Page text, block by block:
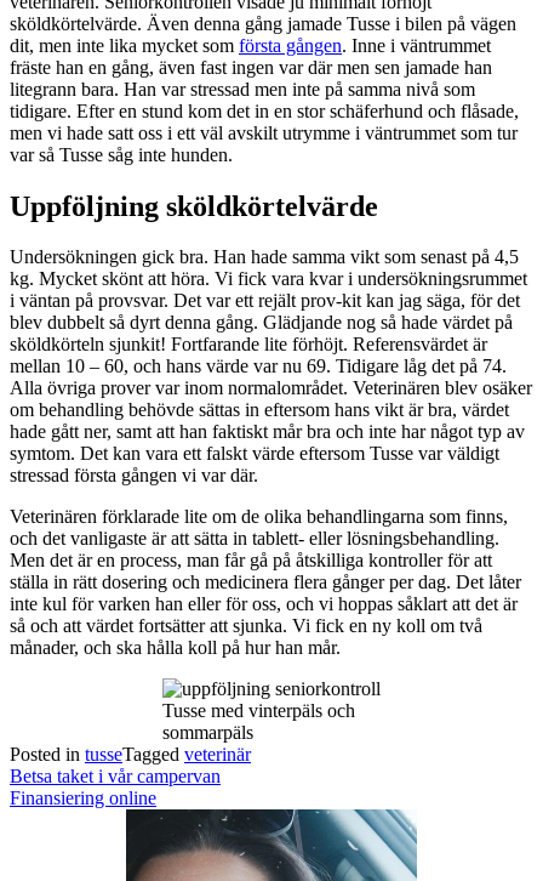
sköldkörtelvärde. Även denna gång jamade Tusse i bilen på vägen
dit, men inte lika mycket som första gången. Inne i väntrummet
fräste han en gång, även fast ingen var där men sen jamade han
litegrann bara. Han var stressad men inte på samma nivå som
tidigare. Efter en stund kom det in en stor schäferhund och flåsade,
men vi hade satt oss i ett väl avskilt utrymme i väntrummet som tur
var så Tusse såg inte hunden.
Uppföljning sköldkörtelvärde
Undersökningen gick bra. Han hade samma vikt som senast på 4,5
kg. Mycket skönt att höra. Vi fick vara kvar i undersökningsrummet
i väntan på provsvar. Det var ett rejält prov-kit kan jag säga, för det
blev dubbelt så dyrt denna gång. Glädjande nog så hade värdet på
sköldkörteln sjunkit! Fortfarande lite förhöjt. Referensvärdet är
mellan 10 – 60, och hans värde var nu 69. Tidigare låg det på 74.
Alla övriga prover var inom normalområdet. Veterinären blev osäker
om behandling behövde sättas in eftersom hans vikt är bra, värdet
hade gått ner, samt att han faktiskt mår bra och inte har något typ av
symtom. Det kan vara ett falskt värde eftersom Tusse var väldigt
stressad första gången vi var där.
Veterinären förklarade lite om de olika behandlingarna som finns,
och det vanligaste är att sätta in tablett- eller lösningsbehandling.
Men det är en process, man får gå på åtskilliga kontroller för att
ställa in rätt dosering och medicinera flera gånger per dag. Det låter
inte kul för varken han eller för oss, och vi hoppas såklart att det är
så och att värdet fortsätter att sjunka. Vi fick en ny koll om två
månader, och ska hålla koll på hur han mår.
Tusse med vinterpäls och
sommarpäls
Posted in tusseTagged veterinär
Post
navigation
Betsa taket i vår campervan
Finansiering online